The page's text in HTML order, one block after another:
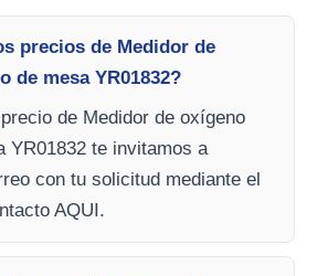
precios de Medidor de
de mesa YR01832?
de Medidor de oxígeno
YR01832 te invitamos a
con tu solicitud mediante el
AQUI.